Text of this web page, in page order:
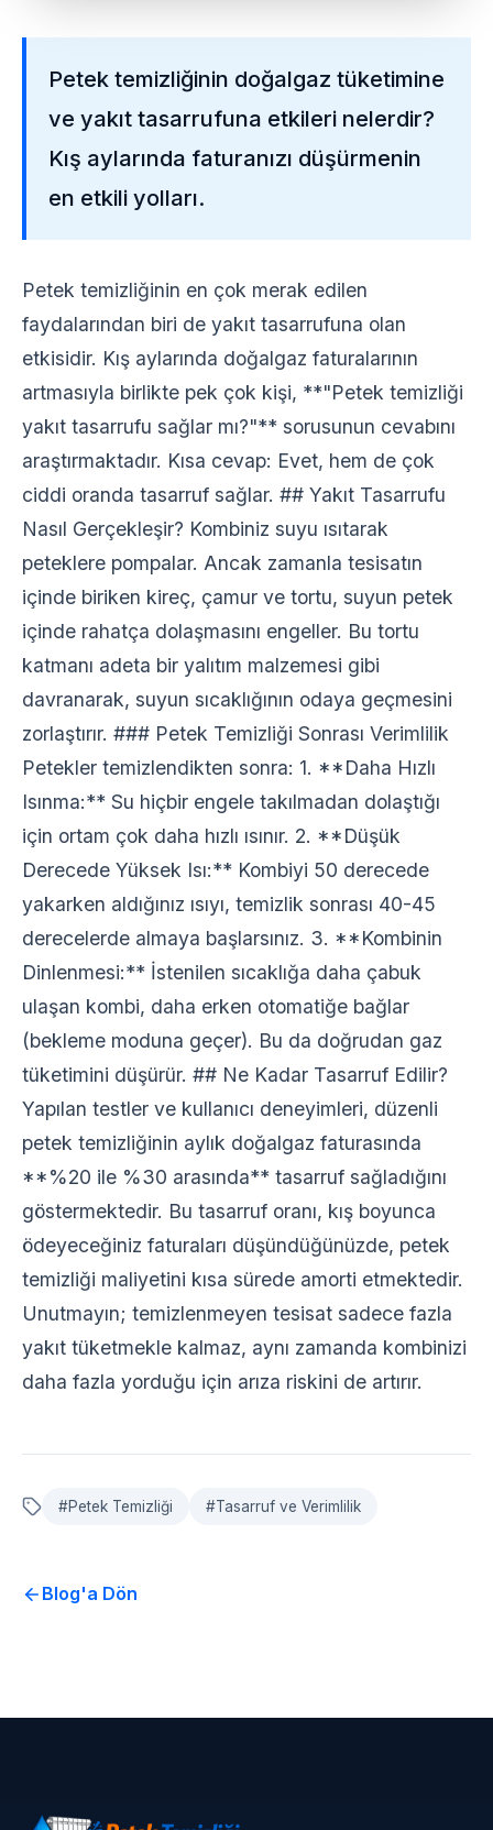
Petek temizliğinin doğalgaz tüketimine
ve yakıt tasarrufuna etkileri nelerdir?
Kış aylarında faturanızı düşürmenin
en etkili yolları.
Petek temizliğinin en çok merak edilen
faydalarından biri de yakıt tasarrufuna olan
etkisidir. Kış aylarında doğalgaz faturalarının
artmasıyla birlikte pek çok kişi, **"Petek temizliği
yakıt tasarrufu sağlar mı?"** sorusunun cevabını
araştırmaktadır. Kısa cevap: Evet, hem de çok
ciddi oranda tasarruf sağlar. ## Yakıt Tasarrufu
Nasıl Gerçekleşir? Kombiniz suyu ısıtarak
peteklere pompalar. Ancak zamanla tesisatın
içinde biriken kireç, çamur ve tortu, suyun petek
içinde rahatça dolaşmasını engeller. Bu tortu
katmanı adeta bir yalıtım malzemesi gibi
davranarak, suyun sıcaklığının odaya geçmesini
zorlaştırır. ### Petek Temizliği Sonrası Verimlilik
Petekler temizlendikten sonra: 1. **Daha Hızlı
Isınma:** Su hiçbir engele takılmadan dolaştığı
için ortam çok daha hızlı ısınır. 2. **Düşük
Derecede Yüksek Isı:** Kombiyi 50 derecede
yakarken aldığınız ısıyı, temizlik sonrası 40-45
derecelerde almaya başlarsınız. 3. **Kombinin
Dinlenmesi:** İstenilen sıcaklığa daha çabuk
ulaşan kombi, daha erken otomatiğe bağlar
(bekleme moduna geçer). Bu da doğrudan gaz
tüketimini düşürür. ## Ne Kadar Tasarruf Edilir?
Yapılan testler ve kullanıcı deneyimleri, düzenli
petek temizliğinin aylık doğalgaz faturasında
**%20 ile %30 arasında** tasarruf sağladığını
göstermektedir. Bu tasarruf oranı, kış boyunca
ödeyeceğiniz faturaları düşündüğünüzde, petek
temizliği maliyetini kısa sürede amorti etmektedir.
Unutmayın; temizlenmeyen tesisat sadece fazla
yakıt tüketmekle kalmaz, aynı zamanda kombinizi
daha fazla yorduğu için arıza riskini de artırır.
#Petek Temizliği #Tasarruf ve Verimlilik
Blog'a Dön